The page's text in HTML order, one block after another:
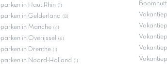
in Haut Rhin (1)
in Gelderland (8)
in Manche (4)
in Overijssel (6)
in Drenthe (1)
in Noord-Holland (1)